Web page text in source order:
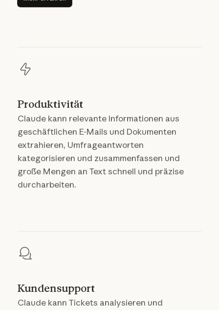
Produktivität
Claude kann relevante Informationen aus
geschäftlichen E-Mails und Dokumenten
extrahieren, Umfrageantworten
kategorisieren und zusammenfassen und
große Mengen an Text schnell und präzise
durcharbeiten.
Kundensupport
Claude kann Tickets analysieren und